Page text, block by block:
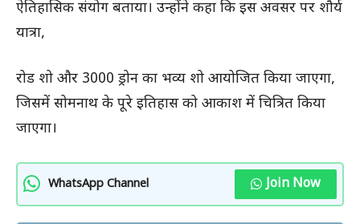
ऐतिहासिक संयोग बताया। उन्होंने कहा कि इस अवसर पर शौर्य
यात्रा,
रोड शो और 3000 ड्रोन का भव्य शो आयोजित किया जाएगा,
जिसमें सोमनाथ के पूरे इतिहास को आकाश में चित्रित किया
जाएगा।
WhatsApp Channel Join Now